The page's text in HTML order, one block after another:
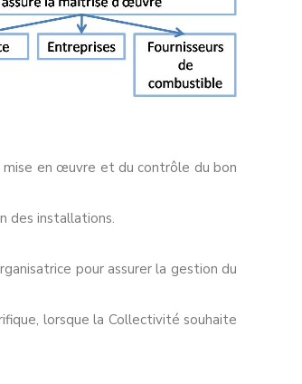
mise en œuvre et du contrôle du bon
des installations.
pour assurer la gestion du
lorsque la Collectivité souhaite